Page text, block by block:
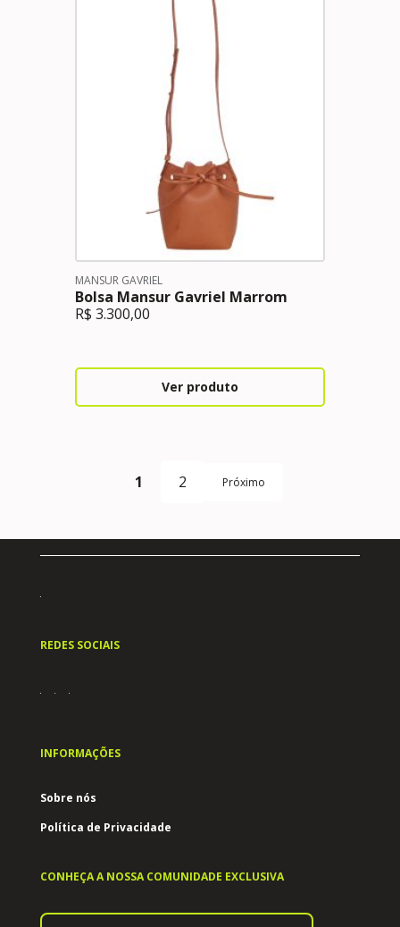
MANSUR GAVRIEL
Bolsa Mansur Gavriel Marrom
R$ 3.300,00
Ver produto
1 2 Próximo
INFORMAÇÕES
Política de Privacidade